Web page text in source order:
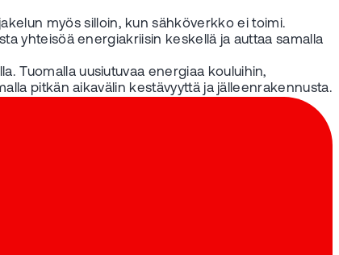
myös silloin, kun sähköverkko ei toimi.
yhteisöä energiakriisin keskellä ja auttaa samalla
Tuomalla uusiutuvaa energiaa kouluihin,
pitkän aikavälin kestävyyttä ja jälleenrakennusta.